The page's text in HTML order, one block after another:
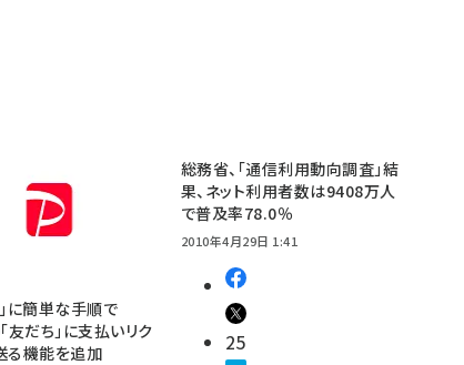
に簡単な手順で
「友だち」に支払いリク
る機能を追加
総務省、「通信利用動向調査」結
果、ネット利用者数は9408万人
で普及率78.0％
2010年4月29日 1:41
25